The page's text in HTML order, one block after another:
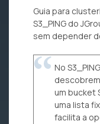
Guia para
S3_PING do
sem depender
No
um bucket
uma lista
facilita a